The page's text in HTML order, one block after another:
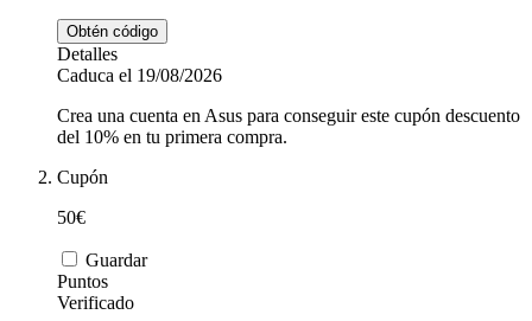
Vueling
El Corte
Animales
Obtén código
Detalles
Caduca el 19/08/2026
Crea una cuenta en Asus para conseguir este cupón descuento
del 10% en tu primera compra.
Cupón
50€
Guardar
Puntos
Verificado